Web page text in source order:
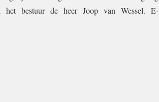
bestuur de heer Joop van Wessel. E-